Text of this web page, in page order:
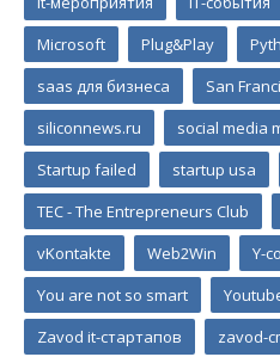
Microsoft
Plug&Play
saas для бизнеса
San
siliconnews.ru
social media
Startup failed
startup usa
TEC - The Entrepreneurs Club
vKontakte
Web2Win
Y-
You are not so smart
Zavod it-стартапов
zavod-